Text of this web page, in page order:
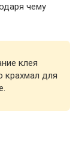
чему
клея
крахмал для